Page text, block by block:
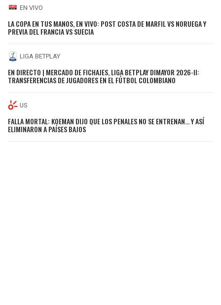
EN VIVO
LA COPA EN TUS MANOS, EN VIVO: POST COSTA DE MARFIL VS NORUEGA Y
PREVIA DEL FRANCIA VS SUECIA
LIGA BETPLAY
EN DIRECTO | MERCADO DE FICHAJES, LIGA BETPLAY DIMAYOR 2026-II:
TRANSFERENCIAS DE JUGADORES EN EL FÚTBOL COLOMBIANO
US
FALLA MORTAL: KOEMAN DIJO QUE LOS PENALES NO SE ENTRENAN… Y ASÍ
ELIMINARON A PAÍSES BAJOS